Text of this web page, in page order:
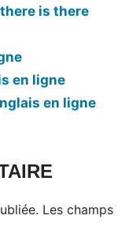
is there
en ligne
en ligne
Les champs